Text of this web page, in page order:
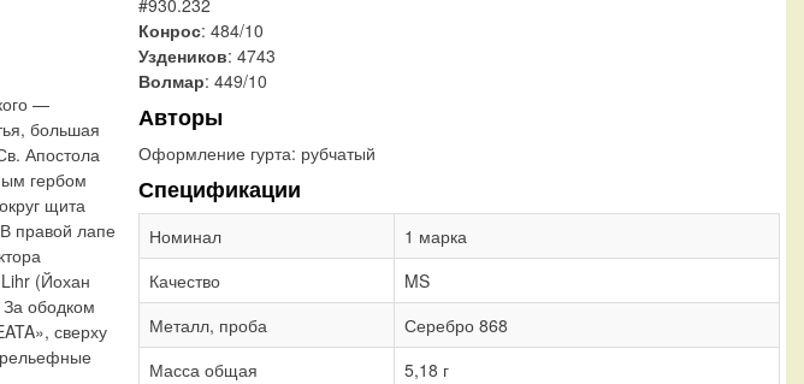
—
большая
Апостола
гербом
щита
правой лапе
(Йохан
ободком
сверху
рельефные
#930.232
Конрос: 484/10
Уздеников: 4743
Волмар: 449/10
Авторы
Оформление гурта: рубчатый
Спецификации
Номинал
1 марка
Качество
MS
Металл, проба
Серебро 868
Масса общая
5,18 г